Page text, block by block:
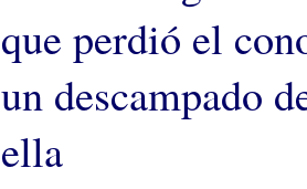
que perdió el
un descampado
ella